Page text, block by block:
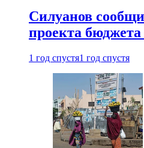
Силуанов
проекта бюджета
1 год спустя1 год спустя